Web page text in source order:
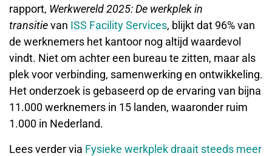
rapport, Werkwereld 2025: De werkplek in
transitievan ISS Facility Services, blijkt dat 96% van
de werknemers het kantoor nog altijd waardevol
vindt. Niet om achter een bureau te zitten, maar als
plek voor verbinding, samenwerking en ontwikkeling.
Het onderzoek is gebaseerd op de ervaring van bijna
11.000 werknemers in 15 landen, waaronder ruim
1.000 in Nederland.
Lees verder via Fysieke werkplek draait steeds meer